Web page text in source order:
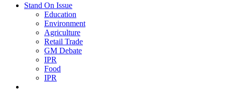
Stand On Issue
Education
Environment
Agriculture
Retail Trade
GM Debate
IPR
Food
IPR